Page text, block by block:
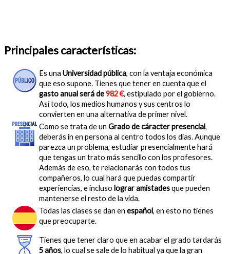
Principales características:
Es una Universidad pública, con la ventaja económica
que eso supone. Tienes que tener en cuenta que el
gasto anual será de982 €, estipulado por el gobierno.
Así todo, los medios humanos y sus centros lo
convierten en una alternativa de primer nivel.
Como se trata de un Grado de cáracter presencial,
deberás in en persona al centro todos los días. Aunque
parezca un problema, estudiar presencialmente hará
que tengas un trato más sencillo con los profesores.
Además de eso, te relacionarás con todos tus
compañeros, lo cual hará que puedas compartir
experiencias, e incluso lograr amistadesque pueden
mantenerse el resto de la vida.
Todas las clases se dan en español, en esto no tienes
que preocuparte.
Tienes que tener claro que en acabar el grado tardarás
5 años, lo cual se sale de lo habitual ya que la gran